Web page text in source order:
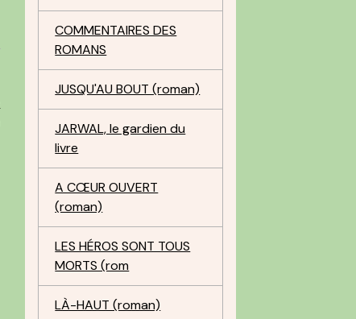
COMMENTAIRES DES
ROMANS
JUSQU'AU BOUT (roman)
JARWAL, le gardien du
livre
A CŒUR OUVERT
(roman)
LES HÉROS SONT TOUS
MORTS (rom
LÀ-HAUT (roman)